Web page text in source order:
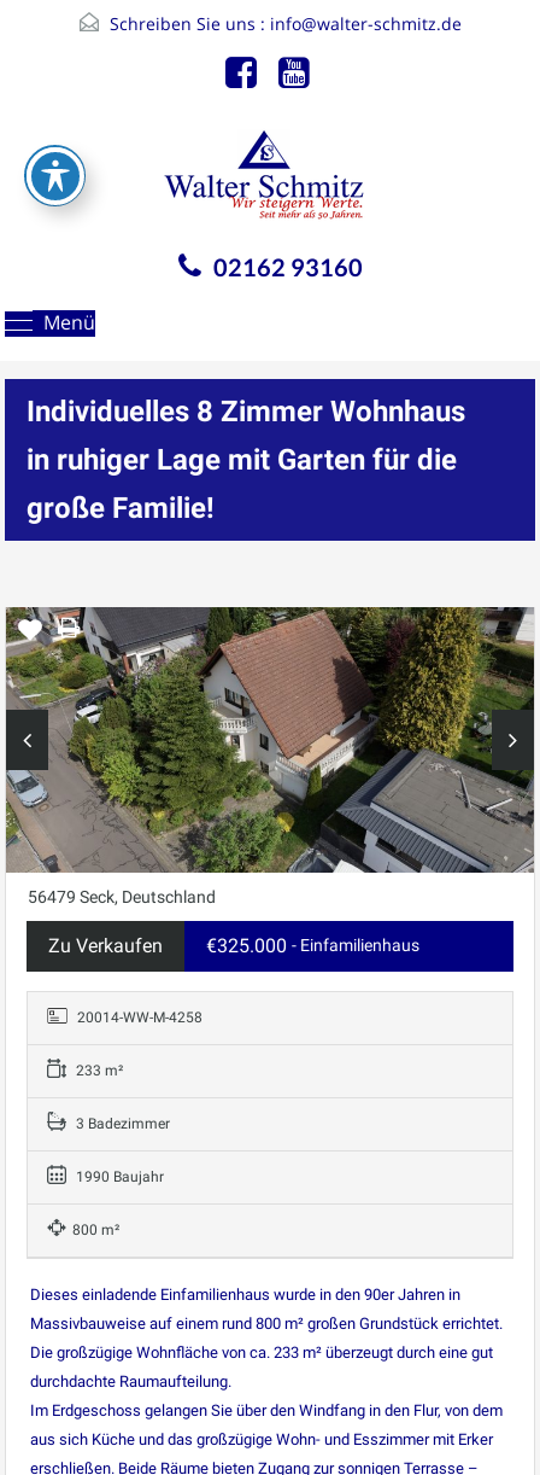
Schreiben Sie uns : info@walter-schmitz.de
02162 93160
Menü
Individuelles 8 Zimmer Wohnhaus
in ruhiger Lage mit Garten für die
große Familie!
56479 Seck, Deutschland
Zu Verkaufen €325.000 - Einfamilienhaus
20014-WW-M-4258
233 m²
3 Badezimmer
1990 Baujahr
800 m²
Dieses einladende Einfamilienhaus wurde in den 90er Jahren in
Massivbauweise auf einem rund 800 m² großen Grundstück errichtet.
Die großzügige Wohnfläche von ca. 233 m² überzeugt durch eine gut
durchdachte Raumaufteilung.
Im Erdgeschoss gelangen Sie über den Windfang in den Flur, von dem
aus sich Küche und das großzügige Wohn- und Esszimmer mit Erker
erschließen. Beide Räume bieten Zugang zur sonnigen Terrasse –